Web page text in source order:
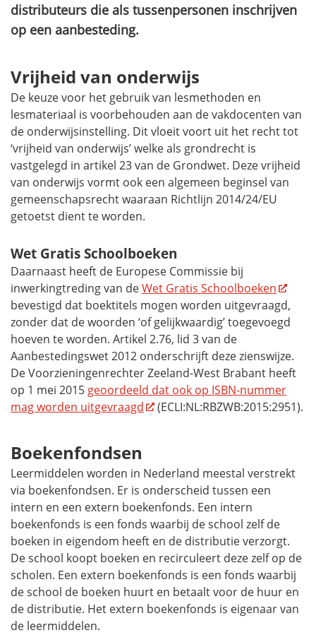
distributeurs die als tussenpersonen inschrijven
op een aanbesteding.
Vrijheid van onderwijs
De keuze voor het gebruik van lesmethoden en
lesmateriaal is voorbehouden aan de vakdocenten van
de onderwijsinstelling. Dit vloeit voort uit het recht tot
‘vrijheid van onderwijs’ welke als grondrecht is
vastgelegd in artikel 23 van de Grondwet. Deze vrijheid
van onderwijs vormt ook een algemeen beginsel van
gemeenschapsrecht waaraan Richtlijn 2014/24/EU
getoetst dient te worden.
Wet Gratis Schoolboeken
Daarnaast heeft de Europese Commissie bij
inwerkingtreding van deWet Gratis Schoolboeken
bevestigd dat boektitels mogen worden uitgevraagd,
zonder dat de woorden ‘of gelijkwaardig’ toegevoegd
hoeven te worden. Artikel 2.76, lid 3 van de
Aanbestedingswet 2012 onderschrijft deze zienswijze.
De Voorzieningenrechter Zeeland-West Brabant heeft
op 1 mei 2015 geoordeeld dat ook op ISBN-nummer
mag worden uitgevraagd
(ECLI:NL:RBZWB:2015:2951).
Boekenfondsen
Leermiddelen worden in Nederland meestal verstrekt
via boekenfondsen. Er is onderscheid tussen een
intern en een extern boekenfonds. Een intern
boekenfonds is een fonds waarbij de school zelf de
boeken in eigendom heeft en de distributie verzorgt.
De school koopt boeken en recirculeert deze zelf op de
scholen. Een extern boekenfonds is een fonds waarbij
de school de boeken huurt en betaalt voor de huur en
de distributie. Het extern boekenfonds is eigenaar van
de leermiddelen.